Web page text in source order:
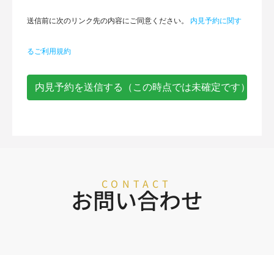
送信前に次のリンク先の内容にご同意ください。 内見予約に関す
るご利用規約
内見予約を送信する（この時点では未確定です）
CONTACT
お問い合わせ